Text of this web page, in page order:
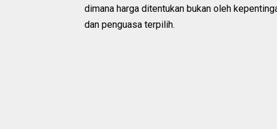
dimana harga ditentukan bukan oleh
dan penguasa terpilih.